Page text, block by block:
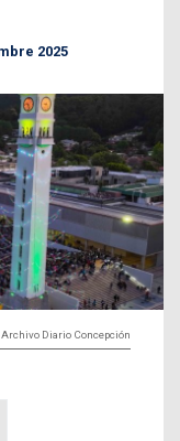
2025
Archivo Diario Concepción